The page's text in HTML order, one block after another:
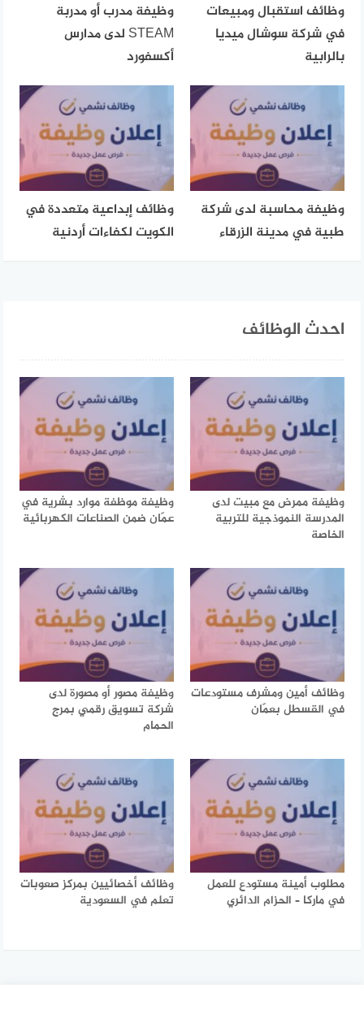
وظائف استقبال ومبيعات
في شركة سوشال ميديا
بالرابية
وظيفة مدرب أو مدربة
STEAM لدى مدارس
أكسفورد
وظيفة محاسبة لدى شركة
طبية في مدينة الزرقاء
وظائف إبداعية متعددة في
الكويت لكفاءات أردنية
احدث الوظائف
وظيفة ممرض مع مبيت لدى
المدرسة النموذجية للتربية
الخاصة
وظيفة موظفة موارد بشرية في
عمّان ضمن الصناعات الكهربائية
وظائف أمين ومشرف مستودعات
في القسطل بعمّان
وظيفة مصور أو مصورة لدى
شركة تسويق رقمي بمرج
الحمام
مطلوب أمينة مستودع للعمل
في ماركا – الحزام الدائري
وظائف أخصائيين بمركز صعوبات
تعلم في السعودية